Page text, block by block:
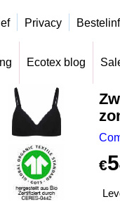
Privacy
Ecotex blog
€